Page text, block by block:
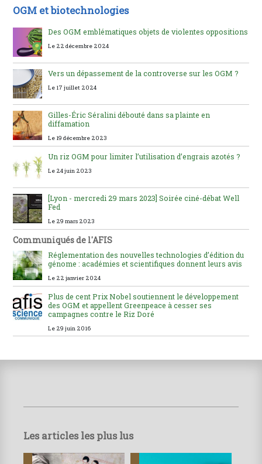
OGM et biotechnologies
Des OGM emblématiques objets de violentes oppositions
Le 22 décembre 2024
Vers un dépassement de la controverse sur les OGM ?
Le 17 juillet 2024
Gilles-Éric Séralini débouté dans sa plainte en
diffamation
Le 19 décembre 2023
Un riz OGM pour limiter l’utilisation d’engrais azotés ?
Le 24 juin 2023
[Lyon - mercredi 29 mars 2023] Soirée ciné-débat Well
Fed
Le 29 mars 2023
Communiqués de l'AFIS
Réglementation des nouvelles technologies d’édition du
génome : académies et scientifiques donnent leurs avis
Le 22 janvier 2024
Plus de cent Prix Nobel soutiennent le développement
des OGM et appellent Greenpeace à cesser ses
campagnes contre le Riz Doré
Le 29 juin 2016
Les articles les plus lus